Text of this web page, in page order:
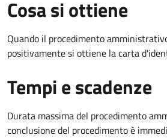
Cosa si ottiene
Quando il procedimento
positivamente si ottiene la carta
Tempi e scadenze
Durata massima del procedimento
conclusione del procedimento è